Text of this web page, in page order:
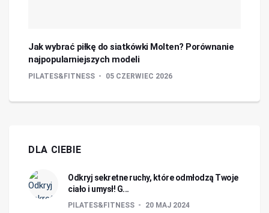
Jak wybrać piłkę do siatkówki Molten? Porównanie
najpopularniejszych modeli
PILATES&FITNESS 05 CZERWIEC 2026
DLA CIEBIE
Odkryj sekretne ruchy, które odmłodzą Twoje
ciało i umysł! G...
PILATES&FITNESS 20 MAJ 2024